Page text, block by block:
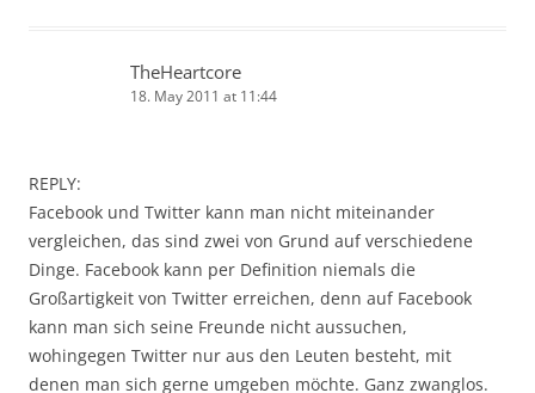
TheHeartcore
18. May 2011 at 11:44
REPLY:
Facebook und Twitter kann man nicht miteinander
vergleichen, das sind zwei von Grund auf verschiedene
Dinge. Facebook kann per Definition niemals die
Großartigkeit von Twitter erreichen, denn auf Facebook
kann man sich seine Freunde nicht aussuchen,
wohingegen Twitter nur aus den Leuten besteht, mit
denen man sich gerne umgeben möchte. Ganz zwanglos.